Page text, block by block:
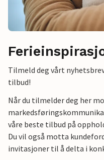
Tilmeld deg vårt
tilbud!
Når du tilmelder deg her
våre beste tilbud på
Du vil også motta
invitasjoner til å delta i